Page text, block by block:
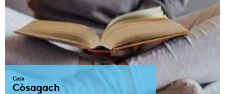
Casa
Còsagach